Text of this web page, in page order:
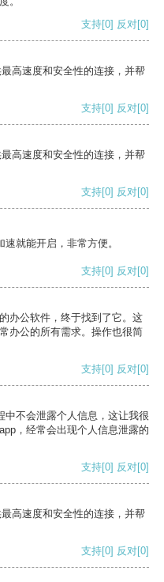
支持[0] 反对[0]
高速度和安全性的连接，并帮
支持[0] 反对[0]
高速度和安全性的连接，并帮
支持[0] 反对[0]
就能开启，非常方便。
支持[0] 反对[0]
办公软件，终于找到了它。这
办公的所有需求。操作也很简
支持[0] 反对[0]
中不会泄露个人信息，这让我很
，经常会出现个人信息泄露的
支持[0] 反对[0]
高速度和安全性的连接，并帮
支持[0] 反对[0]